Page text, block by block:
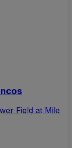
Field at Mile